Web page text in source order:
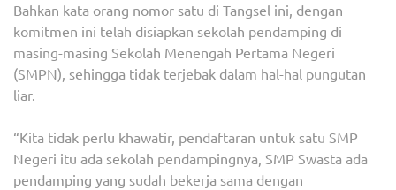
Bahkan kata orang nomor satu di Tangsel ini, dengan
komitmen ini telah disiapkan sekolah pendamping di
masing-masing Sekolah Menengah Pertama Negeri
(SMPN), sehingga tidak terjebak dalam hal-hal pungutan
liar.
“Kita tidak perlu khawatir, pendaftaran untuk satu SMP
Negeri itu ada sekolah pendampingnya, SMP Swasta ada
pendamping yang sudah bekerja sama dengan